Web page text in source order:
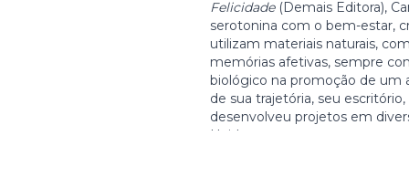
Felicidade(Demais Editora),
serotonina com o bem-estar,
utilizam materiais naturais,
memórias afetivas, sempre
biológico na promoção de um
de sua trajetória, seu
desenvolveu projetos em
Unidos.